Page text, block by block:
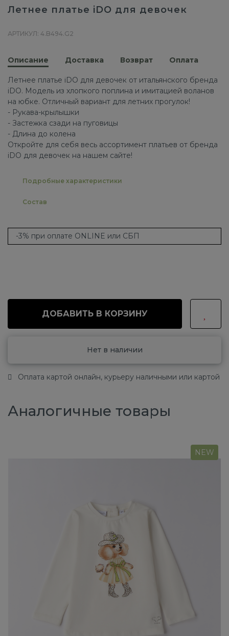
Летнее платье iDO для девочек
АРТИКУЛ: 4.B494.G2
Описание Доставка Возврат Оплата
Летнее платье iDO для девочек от итальянского бренда
iDO. Модель из хлопкого поплина и имитацией воланов
на юбке. Отличный вариант для летних прогулок!
- Рукава-крылышки
- Застежка сзади на пуговицы
- Длина до колена
Откройте для себя весь ассортимент платьев от бренда
iDO для девочек на нашем сайте!
Подробные характеристики
Состав
-3% при оплате ONLINE или СБП
ДОБАВИТЬ В КОРЗИНУ
Нет в наличии
Оплата картой онлайн, курьеру наличными или картой
Аналогичные товары
NEW